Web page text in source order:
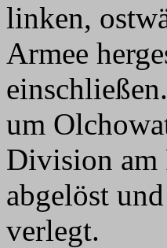
linken,
Armee
um
Division am
abgelöst
verlegt.